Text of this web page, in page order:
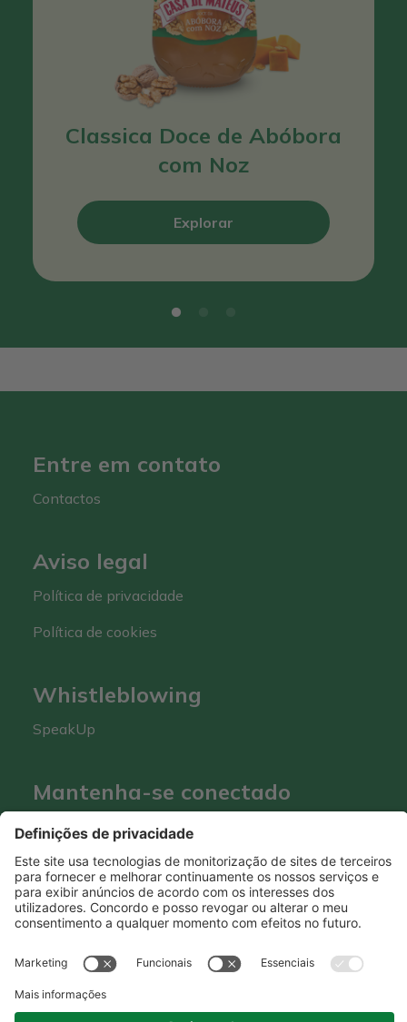
Classica Doce de Abóbora
com Noz
Explorar
Entre em contato
Contactos
Aviso legal
Política de privacidade
Política de cookies
Whistleblowing
SpeakUp
Mantenha-se conectado
Hero Global